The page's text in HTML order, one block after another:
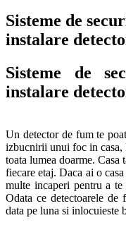
Sisteme de
instalare
Sisteme de
instalare
Un detector de fum te
izbucnirii unui foc in casa,
toata lumea doarme. Casa
fiecare etaj. Daca ai o
multe incaperi pentru a
Odata ce detectoarele de
data pe luna si inlocuieste